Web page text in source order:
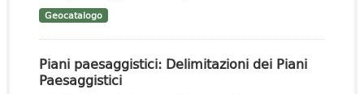
Geocatalogo
Piani paesaggistici: Delimitazioni dei Piani
Paesaggistici